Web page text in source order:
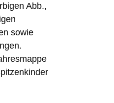
Abb.,
sowie